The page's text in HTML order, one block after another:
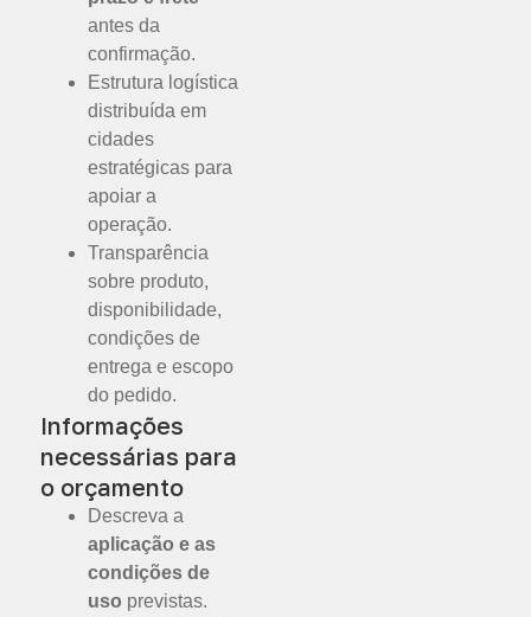
antes da
confirmação.
Estrutura logística
distribuída em
cidades
estratégicas para
apoiar a
operação.
Transparência
sobre produto,
disponibilidade,
condições de
entrega e escopo
do pedido.
Informações
necessárias para
o orçamento
Descreva a
aplicação e as
condições de
uso previstas.